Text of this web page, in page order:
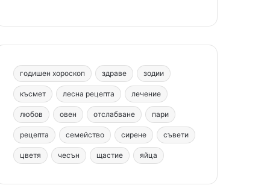
o
o
k
r
e
s
t
b
e
g
r
a
m
m
годишен хороскоп здраве зодии
късмет лесна рецепта лечение
любов овен отслабване пари
рецепта семейство сирене съвети
цветя чесън щастие яйца